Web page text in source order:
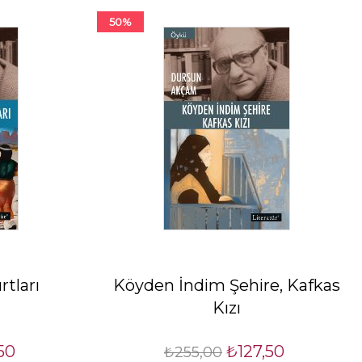
50%
Köyden İndim Şehire, Kafkas
Kızı
₺255,00 ₺127,50